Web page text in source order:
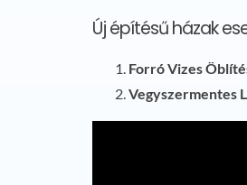
Új építésű házak
Forró Vizes
Vegyszermentes